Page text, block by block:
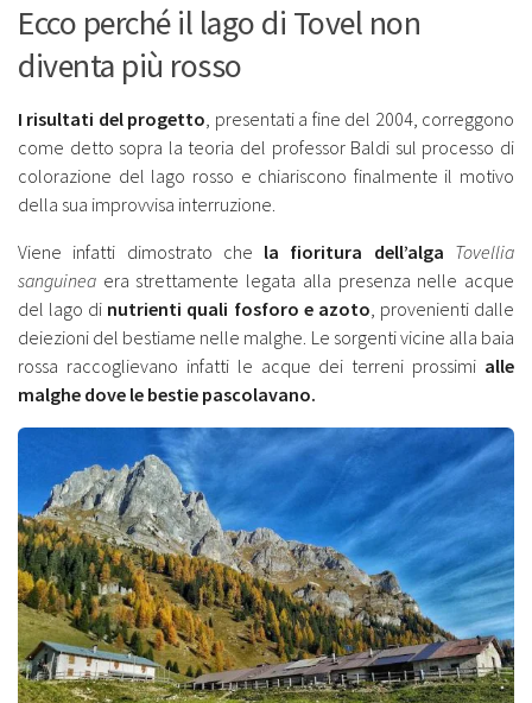
Ecco perché il lago di Tovel non
diventa più rosso
I risultati del progetto , presentati a fine del 2004, correggono
come detto sopra la teoria del professor Baldi sul processo di
colorazione del lago rosso e chiariscono finalmente il motivo
della sua improvvisa interruzione.
Viene infatti dimostrato che la fioritura dell’alga Tovellia
sanguinea era strettamente legata alla presenza nelle acque
del lago di nutrienti quali fosforo e azoto , provenienti dalle
deiezioni del bestiame nelle malghe. Le sorgenti vicine alla baia
rossa raccoglievano infatti le acque dei terreni prossimi alle
malghe dove le bestie pascolavano.